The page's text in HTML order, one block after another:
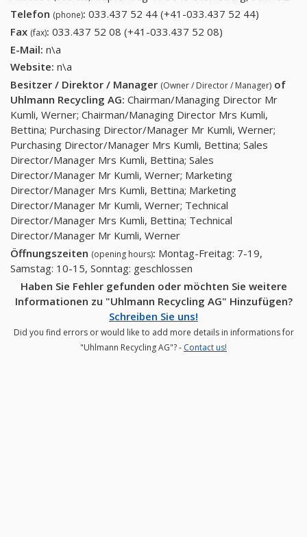
Telefon (phone): 033.437 52 44 (+41-033.437 52 44)
Fax (fax): 033.437 52 08 (+41-033.437 52 08)
E-Mail: n\a
Website: n\a
Besitzer / Direktor / Manager (Owner / Director / Manager) of
Uhlmann Recycling AG: Chairman/Managing Director Mr
Kumli, Werner; Chairman/Managing Director Mrs Kumli,
Bettina; Purchasing Director/Manager Mr Kumli, Werner;
Purchasing Director/Manager Mrs Kumli, Bettina; Sales
Director/Manager Mrs Kumli, Bettina; Sales
Director/Manager Mr Kumli, Werner; Marketing
Director/Manager Mrs Kumli, Bettina; Marketing
Director/Manager Mr Kumli, Werner; Technical
Director/Manager Mrs Kumli, Bettina; Technical
Director/Manager Mr Kumli, Werner
Öffnungszeiten (opening hours): Montag-Freitag: 7-19,
Samstag: 10-15, Sonntag: geschlossen
Haben Sie Fehler gefunden oder möchten Sie weitere
Informationen zu "Uhlmann Recycling AG" Hinzufügen?
Schreiben Sie uns!
Did you find errors or would like to add more details in informations for
"Uhlmann Recycling AG"? - Contact us!